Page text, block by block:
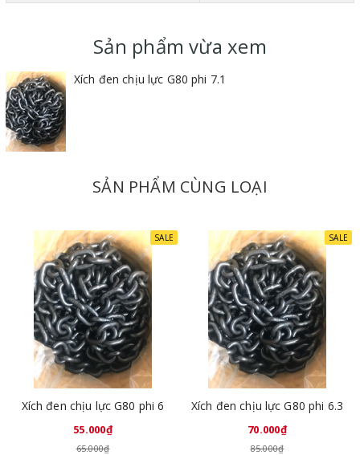
Sản phẩm vừa xem
Xích đen chịu lực G80 phi 7.1
SẢN PHẨM CÙNG LOẠI
SALE
Xích đen chịu lực G80 phi 6
55.000₫
65.000₫
SALE
Xích đen chịu lực G80 phi 6.3
70.000₫
85.000₫